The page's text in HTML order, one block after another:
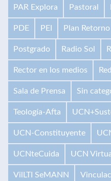
PAR Explora Pastoral
PDE PEI Plan
Postgrado Radio Sol
Rector en los medios
Sala de Prensa Sin
Teología-Afta
UCN-Constituyente
UCNteCuida UCN
VilLTI SeMANN